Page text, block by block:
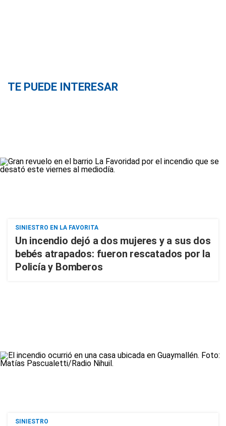
TE PUEDE INTERESAR
SINIESTRO EN LA FAVORITA
Un incendio dejó a dos mujeres y a sus dos
bebés atrapados: fueron rescatados por la
Policía y Bomberos
SINIESTRO